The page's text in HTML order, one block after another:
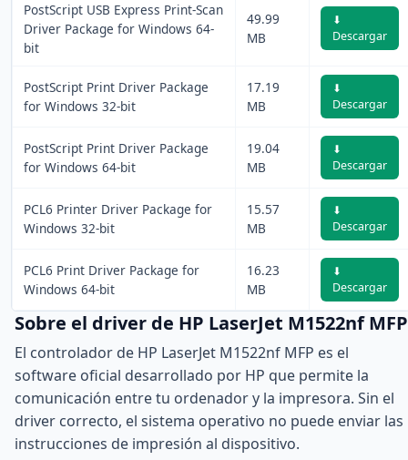
PostScript USB Express Print-Scan
Driver Package for Windows 64-
bit
49.99
MB
⬇
Descargar
PostScript Print Driver Package
for Windows 32-bit
17.19
MB
⬇
Descargar
PostScript Print Driver Package
for Windows 64-bit
19.04
MB
⬇
Descargar
PCL6 Printer Driver Package for
Windows 32-bit
15.57
MB
⬇
Descargar
PCL6 Print Driver Package for
Windows 64-bit
16.23
MB
⬇
Descargar
Sobre el driver de HP LaserJet M1522nf MFP
El controlador de HP LaserJet M1522nf MFP es el
software oficial desarrollado por HP que permite la
comunicación entre tu ordenador y la impresora. Sin el
driver correcto, el sistema operativo no puede enviar las
instrucciones de impresión al dispositivo.